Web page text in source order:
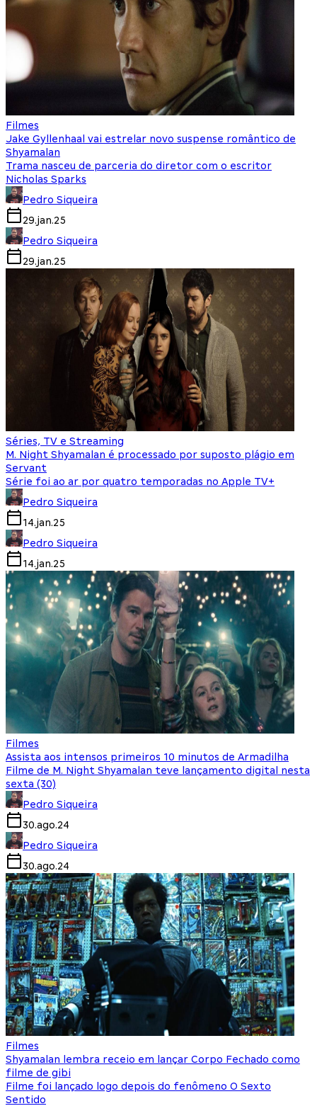
Filmes
Jake Gyllenhaal vai estrelar novo suspense romântico de
Shyamalan
Trama nasceu de parceria do diretor com o escritor
Nicholas Sparks
Pedro Siqueira
29.jan.25
Pedro Siqueira
29.jan.25
Séries, TV e Streaming
M. Night Shyamalan é processado por suposto plágio em
Servant
Série foi ao ar por quatro temporadas no Apple TV+
Pedro Siqueira
14.jan.25
Pedro Siqueira
14.jan.25
Filmes
Assista aos intensos primeiros 10 minutos de Armadilha
Filme de M. Night Shyamalan teve lançamento digital nesta
sexta (30)
Pedro Siqueira
30.ago.24
Pedro Siqueira
30.ago.24
Filmes
Shyamalan lembra receio em lançar Corpo Fechado como
filme de gibi
Filme foi lançado logo depois do fenômeno O Sexto
Sentido